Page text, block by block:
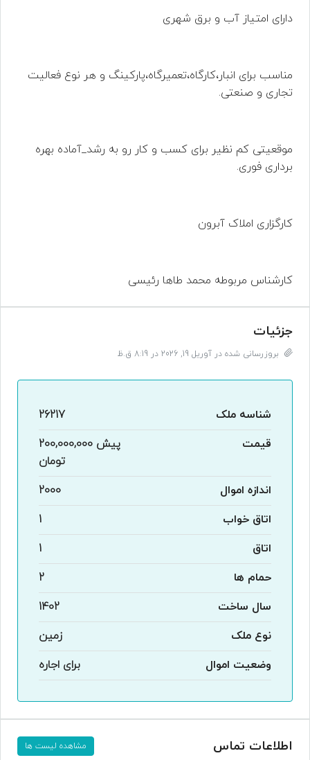
دارای امتیاز آب و برق شهری
مناسب برای انبار،کارگاه،تعمیرگاه،پارکینگ و هر نوع فعالیت
تجاری و صنعتی.
موقعیتی کم نظیر برای کسب و کار رو به رشد_آماده بهره
برداری فوری.
کارگزاری املاک آبرون
کارشناس مربوطه محمد طاها رئیسی
جزئیات
بروزرسانی شده در آوریل 19, 2026 در 8:19 ق.ظ
شناسه ملک
26217
قیمت
پیش 200,000,000
تومان
اندازه اموال
2000
اتاق خواب
1
اتاق
1
حمام ها
2
سال ساخت
1402
نوع ملک
زمین
وضعیت اموال
برای اجاره
اطلاعات تماس مشاهده لیست ها